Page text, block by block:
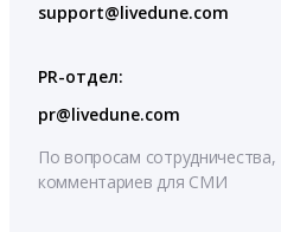
support@livedune.com
PR-отдел:
pr@livedune.com
По вопросам сотрудничества,
комментариев для СМИ